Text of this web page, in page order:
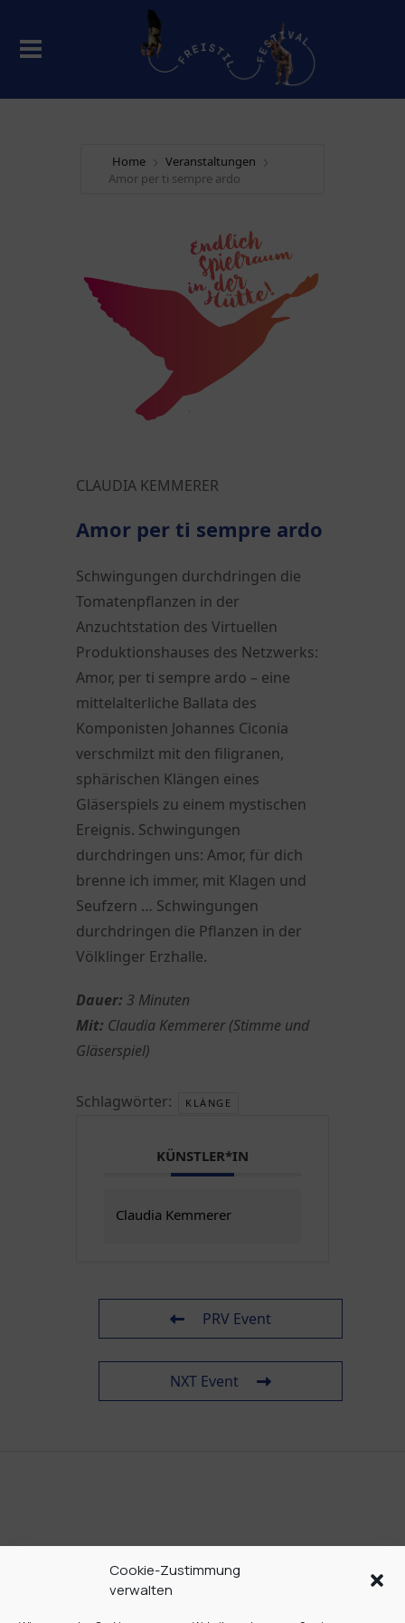
Cookie-Zustimmung
verwalten
Home
Veranstaltungen
Amor per ti sempre ardo
CLAUDIA KEMMERER
Amor per ti sempre ardo
Schwingungen durchdringen die
Tomatenpflanzen in der
Anzuchtstation des Virtuellen
Produktionshauses des Netzwerks:
Amor, per ti sempre ardo – eine
mittelalterliche Ballata des
Komponisten Johannes Ciconia
verschmilzt mit den filigranen,
sphärischen Klängen eines
Gläserspiels zu einem mystischen
Ereignis. Schwingungen
durchdringen uns: Amor, für dich
brenne ich immer, mit Klagen und
Seufzern … Schwingungen
durchdringen die Pflanzen in der
Völklinger Erzhalle.
Dauer: 3 Minuten
Mit: Claudia Kemmerer (Stimme und
Gläserspiel)
Schlagwörter: KLÄNGE
KÜNSTLER*IN
Claudia Kemmerer
PRV Event
NXT Event